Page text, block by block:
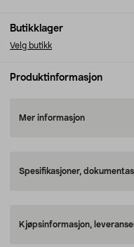
Butikklager
Velg butikk
Produktinformasjon
Mer informasjon
Spesifikasjoner,
Kjøpsinformasjon,